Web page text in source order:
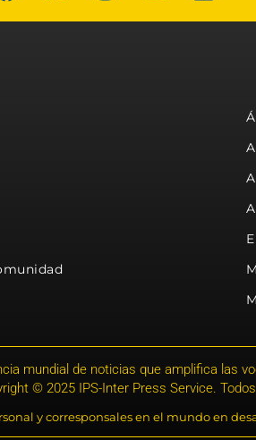
mundial de noticias que amplifica las
© 2025 IPS-Inter Press Service.
y corresponsales en el mundo en